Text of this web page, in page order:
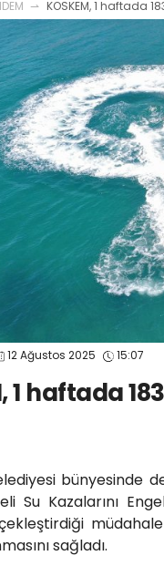
KOSKEM, 1 haftada
12 Ağustos 2025 15:07
1 haftada
bünyesinde
Su Kazalarını
sağladı.